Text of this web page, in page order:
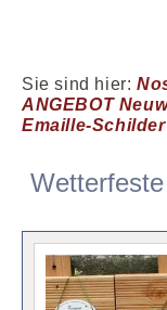
Sie sind hier:
ANGEBOT
Emaille-